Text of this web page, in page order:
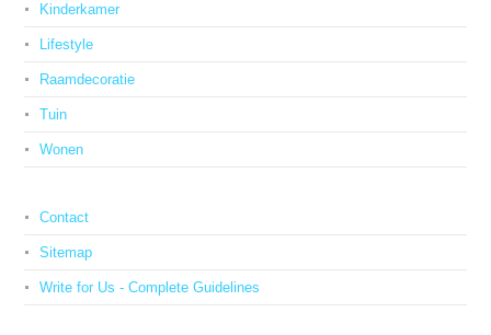
Kinderkamer
Lifestyle
Raamdecoratie
Tuin
Wonen
Contact
Sitemap
Write for Us - Complete Guidelines